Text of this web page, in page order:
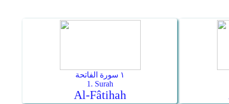
١ سورة الفاتحة
1. Surah
Al-Fâtihah